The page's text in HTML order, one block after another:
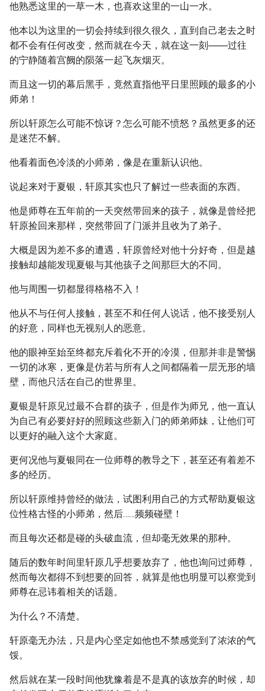
他熟悉这里的一草一木，也喜欢这里的一山一水。
他本以为这里的一切会持续到很久很久，直到自己老去之时
都不会有任何改变，然而就在今天，就在这一刻───过往
的宁静随着宫阙的陨落一起飞灰烟灭。
而且这一切的幕后黑手，竟然直指他平日里照顾的最多的小
师弟！
所以轩原怎么可能不惊讶？怎么可能不愤怒？虽然更多的还
是迷茫不解。
他看着面色冷淡的小师弟，像是在重新认识他。
说起来对于夏银，轩原其实也只了解过一些表面的东西。
他是师尊在五年前的一天突然带回来的孩子，就像是曾经把
轩原捡回来那样，突然带回了门派并且收为了弟子。
大概是因为差不多的遭遇，轩原曾经对他十分好奇，但是越
接触却越能发现夏银与其他孩子之间那巨大的不同。
他与周围一切都显得格格不入！
他从不与任何人接触，甚至不和任何人说话，他不接受别人
的好意，同样也无视别人的恶意。
他的眼神至始至终都充斥着化不开的冷漠，但那并非是警惕
一切的冰寒，更像是仿若与所有人之间都隔着一层无形的墙
壁，而他只活在自己的世界里。
夏银是轩原见过最不合群的孩子，但是作为师兄，他一直认
为自己有必要好好的照顾这些新入门的师弟师妹，让他们可
以更好的融入这个大家庭。
更何况他与夏银同在一位师尊的教导之下，甚至还有着差不
多的经历。
所以轩原维持曾经的做法，试图利用自己的方式帮助夏银这
位性格古怪的小师弟，然后……频频碰壁！
而且每次还都是碰的头破血流，但却毫无效果的那种。
随后的数年时间里轩原几乎想要放弃了，他也询问过师尊，
然而每次都得不到想要的回答，就算是他也明显可以察觉到
师尊在忌讳着相关的话题。
为什么？不清楚。
轩原毫无办法，只是内心坚定如他也不禁感觉到了浓浓的气
馁。
然后就在某一段时间他犹豫着是不是真的该放弃的时候，却